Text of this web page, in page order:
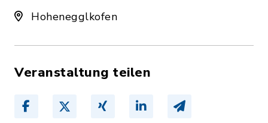
Hohenegglkofen
Veranstaltung teilen